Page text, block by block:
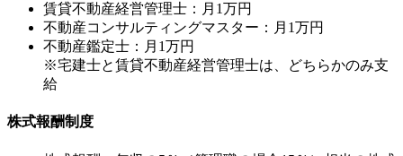
賃貸不動産経営管理士：月1万円
不動産コンサルティングマスター：月1万円
不動産鑑定士：月1万円
※宅建士と賃貸不動産経営管理士は、どちらかのみ支
給
株式報酬制度